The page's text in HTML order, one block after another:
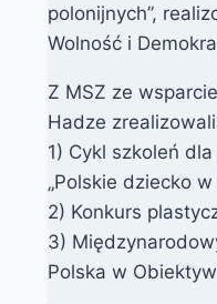
polonijnych”,
Wolność i
Z MSZ ze
Hadze
1) Cykl szkoleń
„Polskie dziecko
2) Konkurs
3)
Polska w